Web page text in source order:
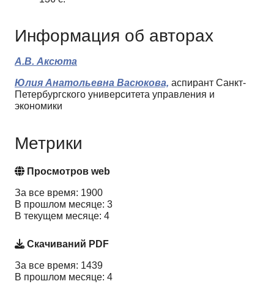
Информация об авторах
А.В. Аксюта
Юлия Анатольевна Васюкова, аспирант Санкт-
Петербургского университета управления и
экономики
Метрики
Просмотров web
За все время: 1900
В прошлом месяце: 3
В текущем месяце: 4
Скачиваний PDF
За все время: 1439
В прошлом месяце: 4